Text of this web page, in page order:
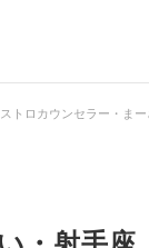
トロカウンセラー・まー